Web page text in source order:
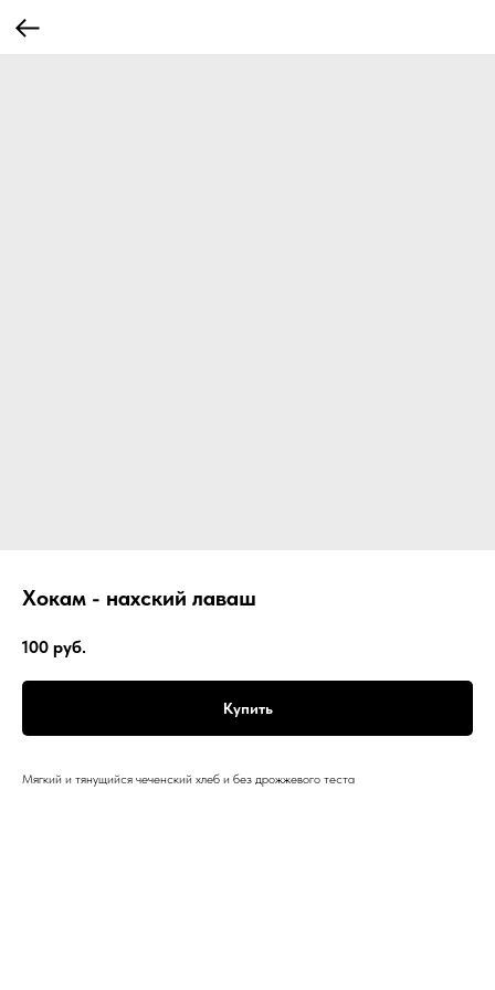
Хокам - нахский лаваш
100 руб.
Купить
Мягкий и тянущийся чеченский хлеб и без дрожжевого теста